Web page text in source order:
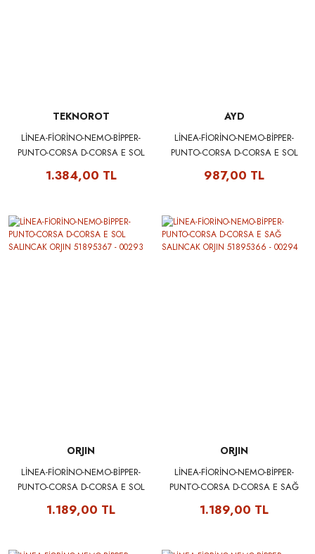
TEKNOROT
LİNEA-FİORİNO-NEMO-BİPPER-
PUNTO-CORSA D-CORSA E SOL
51895367 - F-487
1.384,00 TL
AYD
LİNEA-FİORİNO-NEMO-BİPPER-
PUNTO-CORSA D-CORSA E SOL
05147
987,00 TL
ORJIN
LİNEA-FİORİNO-NEMO-BİPPER-
PUNTO-CORSA D-CORSA E SOL
00293
1.189,00 TL
ORJIN
LİNEA-FİORİNO-NEMO-BİPPER-
PUNTO-CORSA D-CORSA E SAĞ
00294
1.189,00 TL